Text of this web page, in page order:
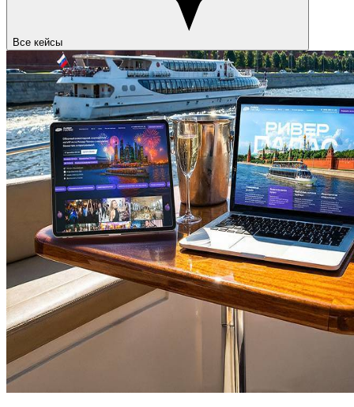
Все кейсы